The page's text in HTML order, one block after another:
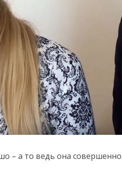
– а то ведь она совершенно